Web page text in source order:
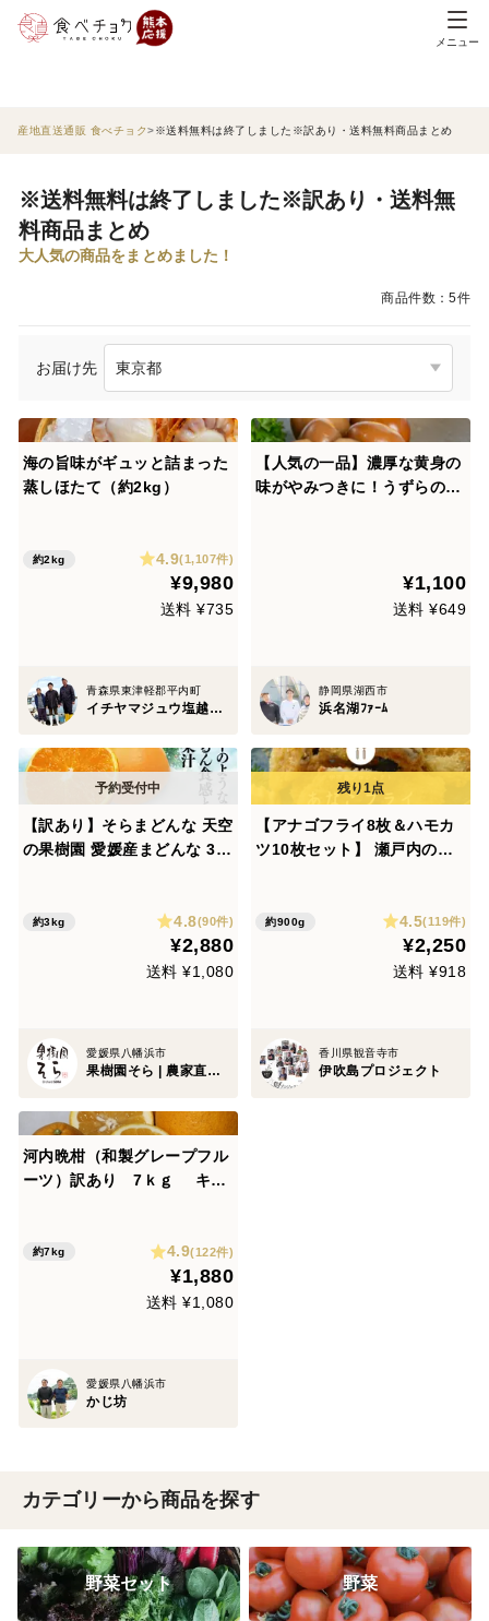
メニュー
産地直送通販 食べチョク ※送料無料は終了しました※訳あり・送料無料商品まとめ
※送料無料は終了しました※訳あり・送料無
料商品まとめ
大人気の商品をまとめました！
商品件数：5件
お届け先
海の旨味がギュッと詰まった
蒸しほたて（約2kg）
約2kg 4.9(1,107件)
¥9,980
送料 ¥735
青森県東津軽郡平内町
イチヤマジュウ塩越商店
【人気の一品】濃厚な黄身の
味がやみつきに！うずらの燻
¥1,100
送料 ¥649
静岡県湖西市
浜名湖ﾌｧｰﾑ
【訳あり】そらまどんな 天空
の果樹園 愛媛産まどんな 3k
約3kg 4.8(90件)
¥2,880
送料 ¥1,080
愛媛県八幡浜市
果樹園そら | 農家直送みかん
【アナゴフライ8枚＆ハモカ
ツ10枚セット】 瀬戸内の覇
なハモ。 サクリ衣をまとった
最強コンビの天下統一！ 瀬戸
内海の恵みを召し上がれ！
約900g 4.5(119件)
¥2,250
送料 ¥918
香川県観音寺市
伊吹島プロジェクト
河内晩柑（和製グレープフル
ーツ）訳あり 7ｋｇ キ
約7kg 4.9(122件)
¥1,880
送料 ¥1,080
愛媛県八幡浜市
かじ坊
カテゴリーから商品を探す
野菜セット 野菜